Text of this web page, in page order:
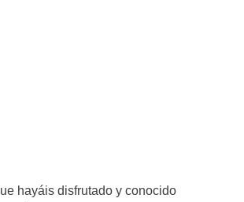
hayáis disfrutado y conocido